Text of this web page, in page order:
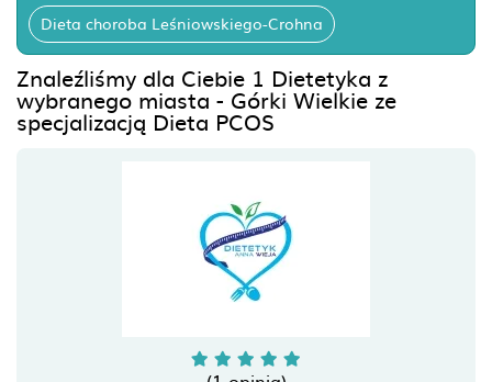
Dieta choroba Leśniowskiego-Crohna
Znaleźliśmy dla Ciebie 1 Dietetyka z
wybranego miasta - Górki Wielkie ze
specjalizacją Dieta PCOS